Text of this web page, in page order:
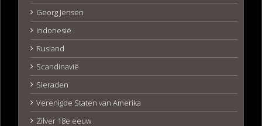
Georg Jensen
Indonesië
Rusland
Scandinavië
Sieraden
Verenigde Staten van Amerika
Zilver 18e eeuw